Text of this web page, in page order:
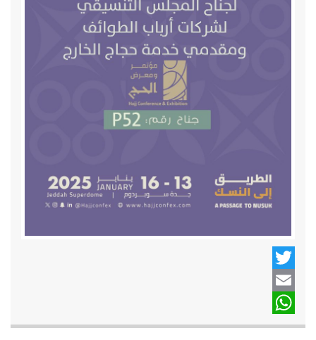
Twitter
Email
WhatsApp